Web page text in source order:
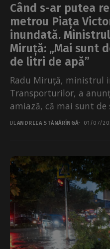
Când s-ar putea
metrou Piața
inundată.
Miruță: „Mai sunt
de litri de apă”
Radu Miruță, ministrul
Transporturilor, a
amiază, că mai sunt
de apă de la...
DEANDREEA STĂNĂRÎNGĂ 01/07/